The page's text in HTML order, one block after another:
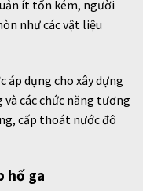
ít tốn kém, người
như các vật liệu
áp dụng cho xây dựng
các chức năng tương
cấp thoát nước đô
hố ga